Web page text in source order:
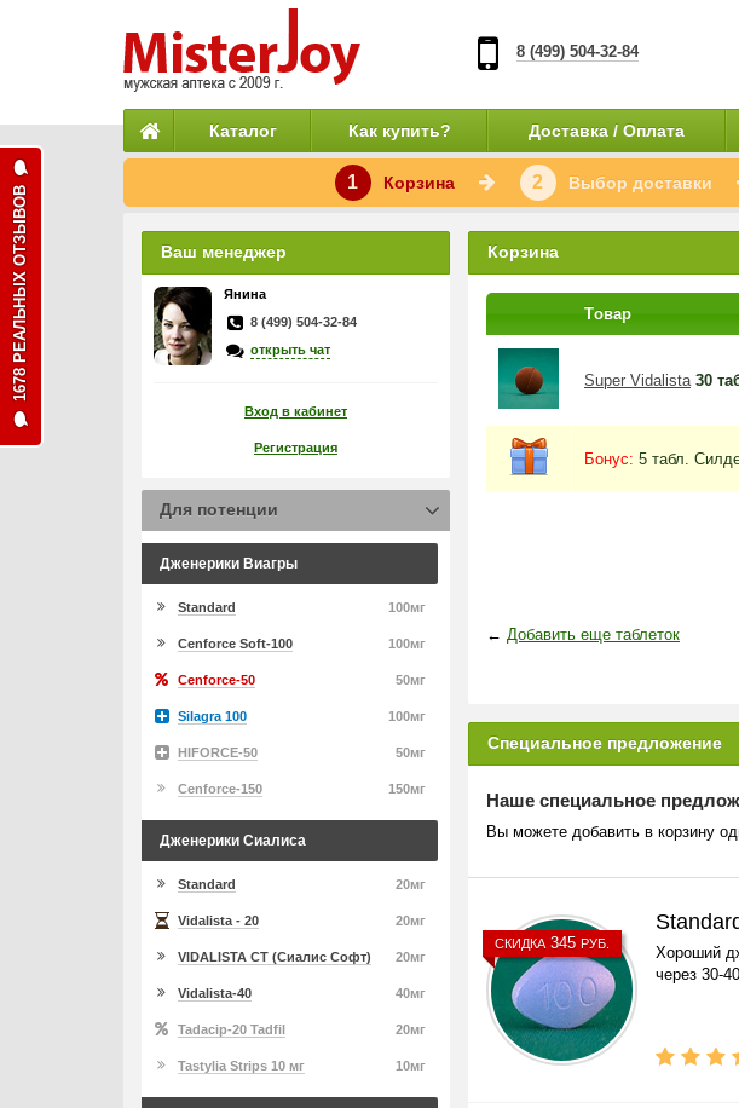
8 (499) 504-32-84
Каталог Как купить? Доставка / Оплата
1 Корзина 2 Выбор доставки
Корзина
Tовар
Super Vidalista 30
Бонус: 5 табл.
← Добавить еще таблеток
Специальное предложение
Наше специальное
Вы можете добавить в корзину
СКИДКА345 РУБ.
Хороший
через 30-
Ваш менеджер
Янина
8 (499) 504-32-84
открыть чат
Вход в кабинет
Регистрация
Для потенции
Дженерики Виагры
100мг
Standard
100мг
Cenforce Soft-100
50мг
Cenforce-50
100мг
Silagra 100
50мг
HIFORCE-50
150мг
Cenforce-150
Дженерики Сиалиса
20мг
Standard
20мг
Vidalista - 20
20мг
VIDALISTA CT (Сиалис Софт)
40мг
Vidalista-40
20мг
Tadacip-20 Tadfil
10мг
Tastylia Strips 10 мг
1678 РЕАЛЬНЫХ ОТЗЫВОВ